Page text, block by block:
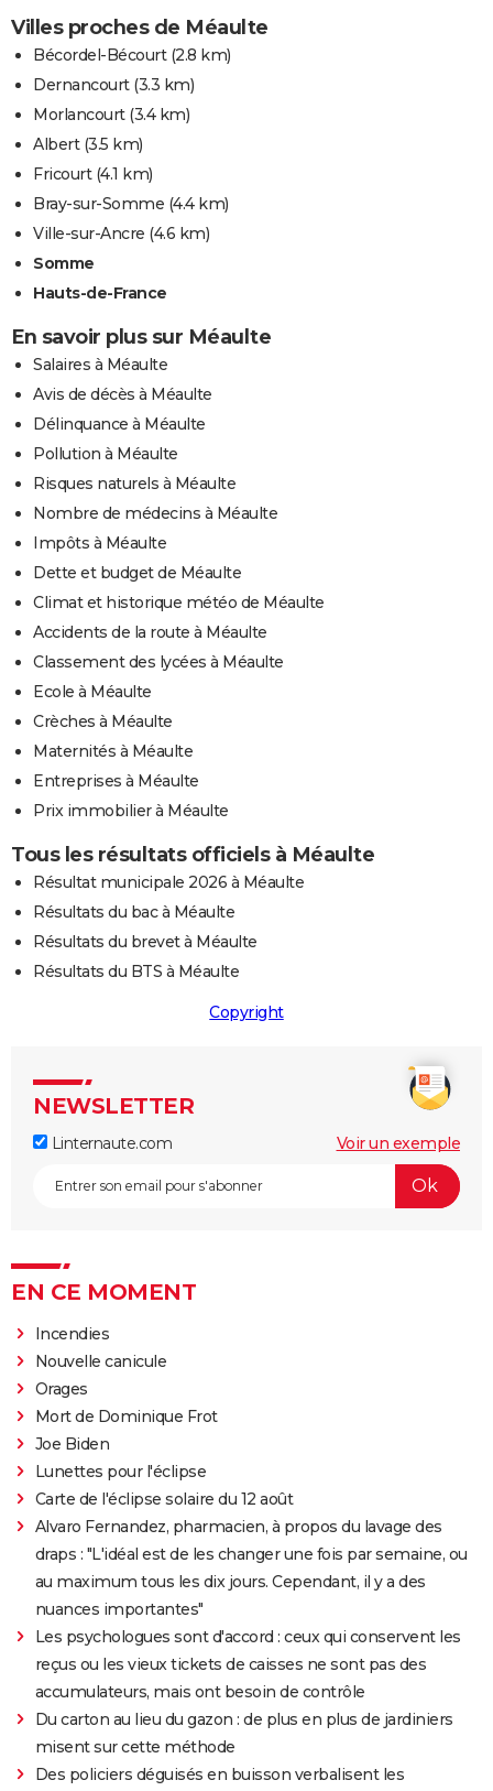
Villes proches de Méaulte
Bécordel-Bécourt(2.8 km)
Dernancourt(3.3 km)
Morlancourt(3.4 km)
Albert(3.5 km)
Fricourt(4.1 km)
Bray-sur-Somme (4.4 km)
Ville-sur-Ancre (4.6 km)
Somme
Hauts-de-France
En savoir plus sur Méaulte
Salaires à Méaulte
Avis de décès à Méaulte
Délinquance à Méaulte
Pollution à Méaulte
Risques naturels à Méaulte
Nombre de médecins à Méaulte
Impôts à Méaulte
Dette et budget de Méaulte
Climat et historique météo de Méaulte
Accidents de la route à Méaulte
Classement des lycées à Méaulte
Ecole à Méaulte
Crèches à Méaulte
Maternités à Méaulte
Entreprises à Méaulte
Prix immobilier à Méaulte
Tous les résultats officiels à Méaulte
Résultat municipale 2026 à Méaulte
Résultats du bac à Méaulte
Résultats du brevet à Méaulte
Résultats du BTS à Méaulte
Copyright
NEWSLETTER
Linternaute.com Voir un exemple
EN CE MOMENT
Incendies
Nouvelle canicule
Orages
Mort de Dominique Frot
Joe Biden
Lunettes pour l'éclipse
Carte de l'éclipse solaire du 12 août
Alvaro Fernandez, pharmacien, à propos du lavage des
draps : "L'idéal est de les changer une fois par semaine, ou
au maximum tous les dix jours. Cependant, il y a des
nuances importantes"
Les psychologues sont d'accord : ceux qui conservent les
reçus ou les vieux tickets de caisses ne sont pas des
accumulateurs, mais ont besoin de contrôle
Du carton au lieu du gazon : de plus en plus de jardiniers
misent sur cette méthode
Des policiers déguisés en buisson verbalisent les